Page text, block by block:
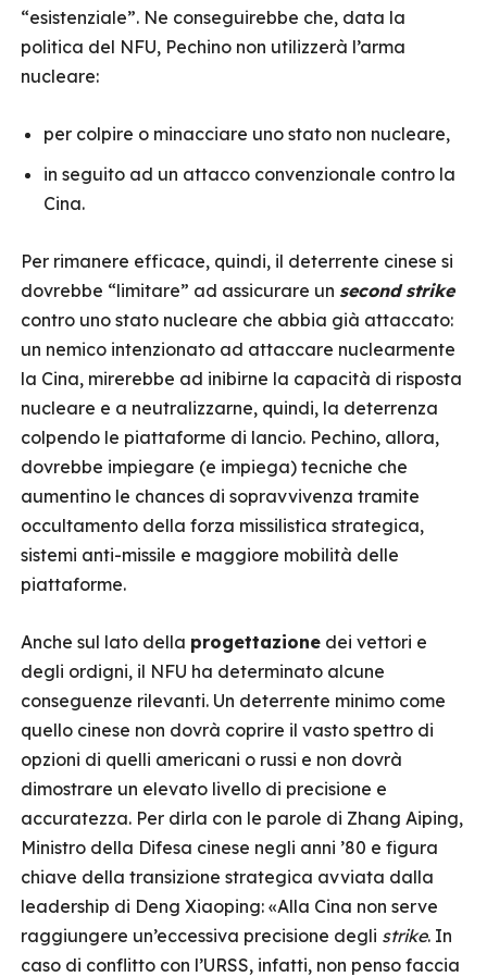
“esistenziale”. Ne conseguirebbe che, data la
politica del NFU, Pechino non utilizzerà l’arma
nucleare:
per colpire o minacciare uno stato non nucleare,
in seguito ad un attacco convenzionale contro la
Cina.
Per rimanere efficace, quindi, il deterrente cinese si
dovrebbe “limitare” ad assicurare un second strike
contro uno stato nucleare che abbia già attaccato:
un nemico intenzionato ad attaccare nuclearmente
la Cina, mirerebbe ad inibirne la capacità di risposta
nucleare e a neutralizzarne, quindi, la deterrenza
colpendo le piattaforme di lancio. Pechino, allora,
dovrebbe impiegare (e impiega) tecniche che
aumentino le chances di sopravvivenza tramite
occultamento della forza missilistica strategica,
sistemi anti-missile e maggiore mobilità delle
piattaforme.
Anche sul lato della progettazione dei vettori e
degli ordigni, il NFU ha determinato alcune
conseguenze rilevanti. Un deterrente minimo come
quello cinese non dovrà coprire il vasto spettro di
opzioni di quelli americani o russi e non dovrà
dimostrare un elevato livello di precisione e
accuratezza. Per dirla con le parole di Zhang Aiping,
Ministro della Difesa cinese negli anni ’80 e figura
chiave della transizione strategica avviata dalla
leadership di Deng Xiaoping: «Alla Cina non serve
raggiungere un’eccessiva precisione degli strike. In
caso di conflitto con l’URSS, infatti, non penso faccia